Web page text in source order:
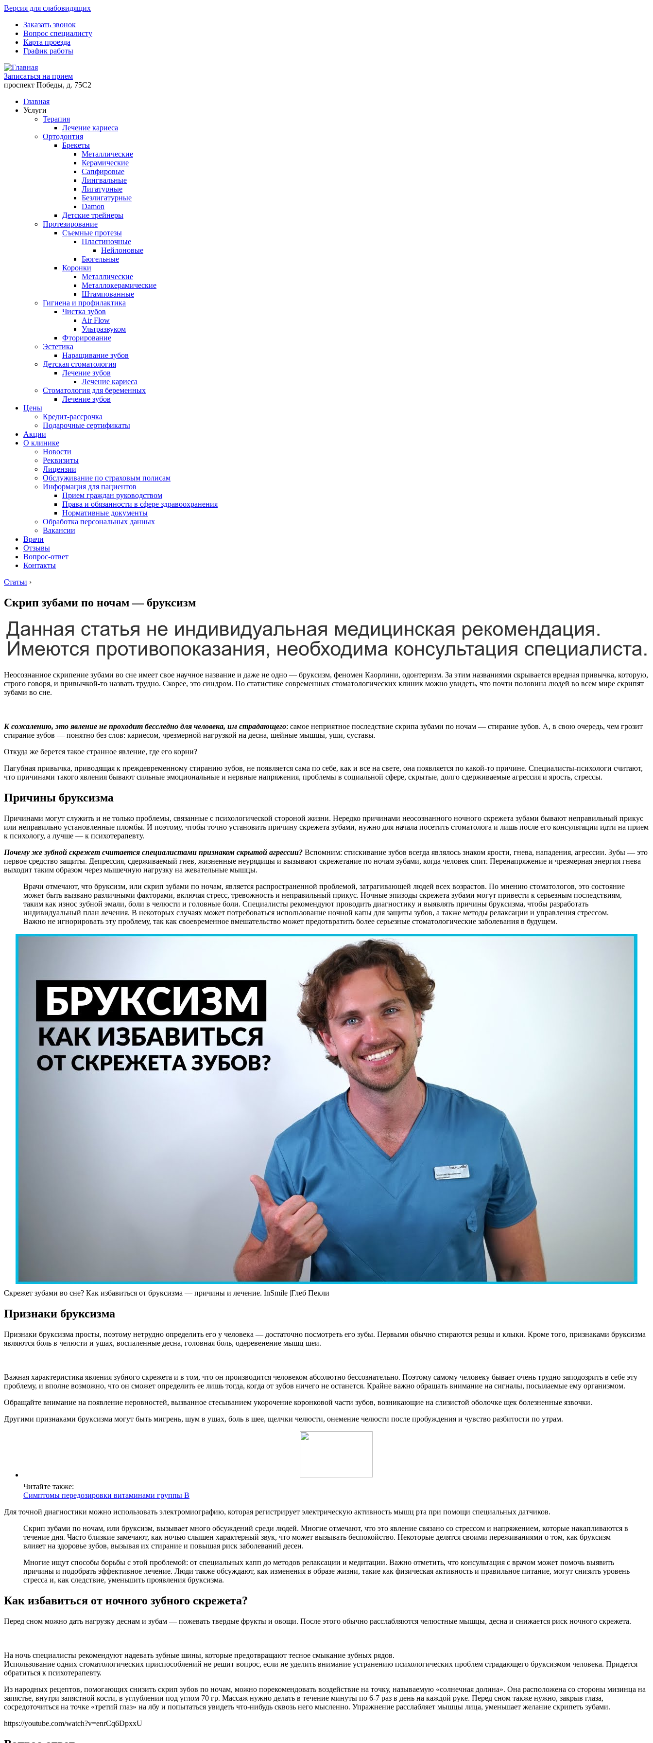
Версия для слабовидящих
Заказать звонок
Вопрос специалисту
Карта проезда
График работы
Записаться на прием
проспект Победы, д. 75C2
Главная
Услуги
Терапия
Лечение кариеса
Ортодонтия
Брекеты
Металлические
Керамические
Cапфировые
Лингвальные
Лигатурные
Безлигатурные
Damon
Детские трейнеры
Протезирование
Съемные протезы
Пластиночные
Нейлоновые
Бюгельные
Коронки
Металлические
Металлокерамические
Штампованные
Гигиена и профилактика
Чистка зубов
Air Flow
Ультразвуком
Фторирование
Эстетика
Наращивание зубов
Детская стоматология
Лечение зубов
Лечение кариеса
Стоматология для беременных
Лечение зубов
Цены
Кредит-рассрочка
Подарочные сертификаты
Акции
О клинике
Новости
Реквизиты
Лицензии
Обслуживание по страховым полисам
Информация для пациентов
Прием граждан руководством
Права и обязанности в сфере здравоохранения
Нормативные документы
Обработка персональных данных
Вакансии
Врачи
Отзывы
Вопрос-ответ
Контакты
Статьи ›
Скрип зубами по ночам — бруксизм
Неосознанное скрипение зубами во сне имеет свое научное название и даже не одно — бруксизм, феномен Каорлини, одонтеризм. За этим названиями скрывается вредная привычка, которую,
строго говоря, и привычкой-то назвать трудно. Скорее, это синдром. По статистике современных стоматологических клиник можно увидеть, что почти половина людей во всем мире скрипят
зубами во сне.
К сожалению, это явление не проходит бесследно для человека, им страдающего: самое неприятное последствие скрипа зубами по ночам — стирание зубов. А, в свою очередь, чем грозит
стирание зубов — понятно без слов: кариесом, чрезмерной нагрузкой на десна, шейные мышцы, уши, суставы.
Откуда же берется такое странное явление, где его корни?
Пагубная привычка, приводящая к преждевременному стиранию зубов, не появляется сама по себе, как и все на свете, она появляется по какой-то причине. Специалисты-психологи считают,
что причинами такого явления бывают сильные эмоциональные и нервные напряжения, проблемы в социальной сфере, скрытые, долго сдерживаемые агрессия и ярость, стрессы.
Причины бруксизма
Причинами могут служить и не только проблемы, связанные с психологической стороной жизни. Нередко причинами неосознанного ночного скрежета зубами бывают неправильный прикус
или неправильно установленные пломбы. И поэтому, чтобы точно установить причину скрежета зубами, нужно для начала посетить стоматолога и лишь после его консультации идти на прием
к психологу, а лучше — к психотерапевту.
Почему же зубной скрежет считается специалистами признаком скрытой агрессии? Вспомним: стискивание зубов всегда являлось знаком ярости, гнева, нападения, агрессии. Зубы — это
первое средство защиты. Депрессия, сдерживаемый гнев, жизненные неурядицы и вызывают скрежетание по ночам зубами, когда человек спит. Перенапряжение и чрезмерная энергия гнева
выходит таким образом через мышечную нагрузку на жевательные мышцы.
Врачи отмечают, что бруксизм, или скрип зубами по ночам, является распространенной проблемой, затрагивающей людей всех возрастов. По мнению стоматологов, это состояние
может быть вызвано различными факторами, включая стресс, тревожность и неправильный прикус. Ночные эпизоды скрежета зубами могут привести к серьезным последствиям,
таким как износ зубной эмали, боли в челюсти и головные боли. Специалисты рекомендуют проводить диагностику и выявлять причины бруксизма, чтобы разработать
индивидуальный план лечения. В некоторых случаях может потребоваться использование ночной капы для защиты зубов, а также методы релаксации и управления стрессом.
Важно не игнорировать эту проблему, так как своевременное вмешательство может предотвратить более серьезные стоматологические заболевания в будущем.
Скрежет зубами во сне? Как избавиться от бруксизма — причины и лечение. InSmile |Глеб Пекли
Признаки бруксизма
Признаки бруксизма просты, поэтому нетрудно определить его у человека — достаточно посмотреть его зубы. Первыми обычно стираются резцы и клыки. Кроме того, признаками бруксизма
являются боль в челюсти и ушах, воспаленные десна, головная боль, одеревенение мышц шеи.
Важная характеристика явления зубного скрежета и в том, что он производится человеком абсолютно бессознательно. Поэтому самому человеку бывает очень трудно заподозрить в себе эту
проблему, и вполне возможно, что он сможет определить ее лишь тогда, когда от зубов ничего не останется. Крайне важно обращать внимание на сигналы, посылаемые ему организмом.
Обращайте внимание на появление неровностей, вызванное стесыванием укорочение коронковой части зубов, возникающие на слизистой оболочке щек болезненные язвочки.
Другими признаками бруксизма могут быть мигрень, шум в ушах, боль в шее, щелчки челюсти, онемение челюсти после пробуждения и чувство разбитости по утрам.
Читайте также:
Симптомы передозировки витаминами группы B
Для точной диагностики можно использовать электромиографию, которая регистрирует электрическую активность мышц рта при помощи специальных датчиков.
Скрип зубами по ночам, или бруксизм, вызывает много обсуждений среди людей. Многие отмечают, что это явление связано со стрессом и напряжением, которые накапливаются в
течение дня. Часто близкие замечают, как ночью слышен характерный звук, что может вызывать беспокойство. Некоторые делятся своими переживаниями о том, как бруксизм
влияет на здоровье зубов, вызывая их стирание и повышая риск заболеваний десен.
Многие ищут способы борьбы с этой проблемой: от специальных капп до методов релаксации и медитации. Важно отметить, что консультация с врачом может помочь выявить
причины и подобрать эффективное лечение. Люди также обсуждают, как изменения в образе жизни, такие как физическая активность и правильное питание, могут снизить уровень
стресса и, как следствие, уменьшить проявления бруксизма.
Как избавиться от ночного зубного скрежета?
Перед сном можно дать нагрузку деснам и зубам — пожевать твердые фрукты и овощи. После этого обычно расслабляются челюстные мышцы, десна и снижается риск ночного скрежета.
На ночь специалисты рекомендуют надевать зубные шины, которые предотвращают тесное смыкание зубных рядов.
Использование одних стоматологических приспособлений не решит вопрос, если не уделить внимание устранению психологических проблем страдающего бруксизмом человека. Придется
обратиться к психотерапевту.
Из народных рецептов, помогающих снизить скрип зубов по ночам, можно порекомендовать воздействие на точку, называемую «солнечная долина». Она расположена со стороны мизинца на
запястье, внутри запястной кости, в углублении под углом 70 гр. Массаж нужно делать в течение минуты по 6-7 раз в день на каждой руке. Перед сном также нужно, закрыв глаза,
сосредоточиться на точке «третий глаз» на лбу и попытаться увидеть что-нибудь сквозь него мысленно. Упражнение расслабляет мышцы лица, уменьшает желание скрипеть зубами.
https://youtube.com/watch?v=enrCq6DpxxU